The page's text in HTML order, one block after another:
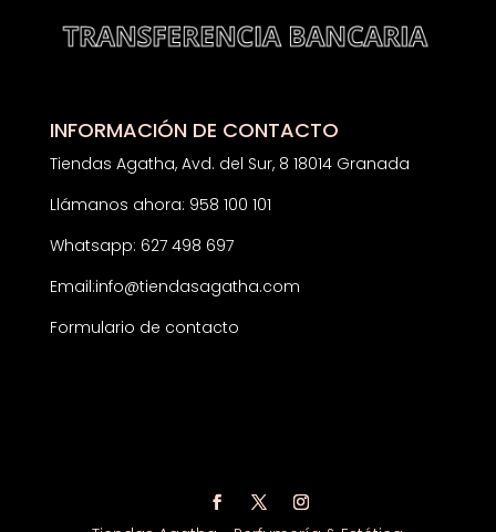
INFORMACIÓN DE CONTACTO
Tiendas Agatha, Avd. del Sur, 8 18014 Granada
Llámanos ahora: 958 100 101
Whatsapp: 627 498 697
Email:info@tiendasagatha.com
Formulario de contacto